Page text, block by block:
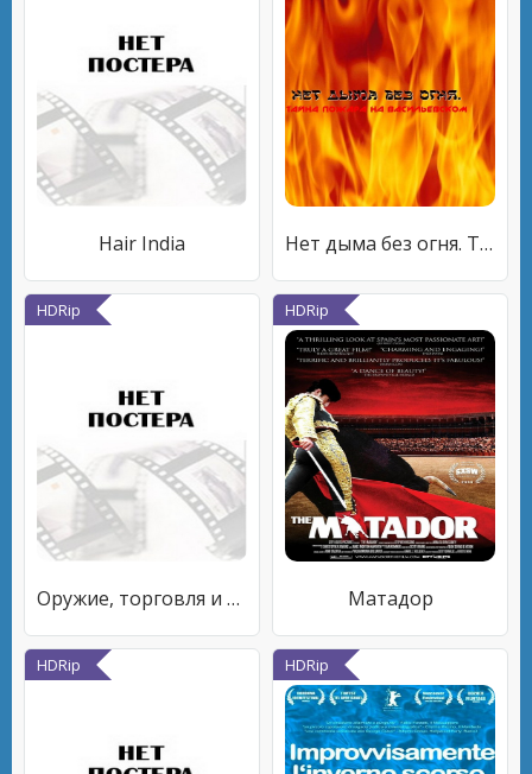
Hair India Нет дыма без огня. Тайна пожара на Васильевском
HDRip
Оружие, торговля и суть государства
HDRip
Матадор
HDRip HDRip